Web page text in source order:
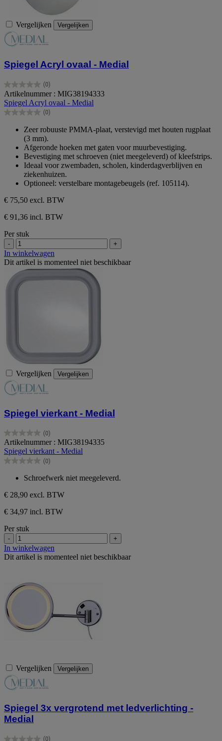
Vergelijken Vergelijken
Spiegel Acryl ovaal - Medial
(0)
0.0
van
de
5
Artikelnummer : MIG38194333
Spiegel Acryl ovaal - Medial
(0)
0.0
sterren.
Zeer robuuste PMMA-plaat, verstevigd met houten rugplaat
(3 mm).
Afgeronde hoeken met gaten voor muurbevestiging.
Bevestiging met schroeven (niet meegeleverd) of kleefstrips.
Ideaal voor zwembaden, scholen, kinderdagverblijven en
ziekenhuizen.
Optioneel: verstelbare montagebeugels (ref. 105114).
€ 75,50 excl. BTW
€ 91,36 incl. BTW
Per stuk
- +
In winkelwagen
Dit artikel is momenteel niet beschikbaar
Vergelijken Vergelijken
Spiegel vierkant - Medial
(0)
0.0
van
de
5
Artikelnummer : MIG38194335
Spiegel vierkant - Medial
(0)
0.0
5
sterren.
Schroefwerk niet meegeleverd.
€ 28,90 excl. BTW
€ 34,97 incl. BTW
Per stuk
- +
In winkelwagen
Dit artikel is momenteel niet beschikbaar
Vergelijken Vergelijken
Spiegel 3x vergrotend met ledverlichting -
Medial
(0)